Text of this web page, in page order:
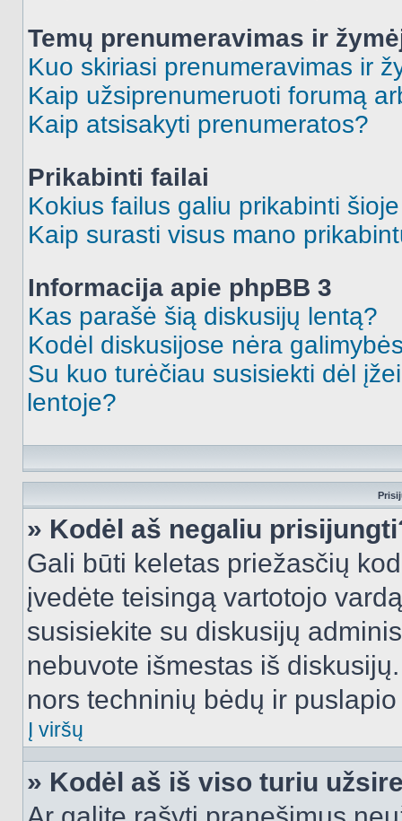
Temų prenumeravimas ir
Kuo skiriasi prenumeravimas ir
Kaip užsiprenumeruoti forumą
Kaip atsisakyti prenumeratos?
Prikabinti failai
Kokius failus galiu prikabinti
Kaip surasti visus mano
Informacija apie phpBB 3
Kas parašė šią diskusijų lentą?
Kodėl diskusijose nėra
Su kuo turėčiau susisiekti dėl
lentoje?
» Kodėl aš negaliu
Gali būti keletas priežasčių
įvedėte teisingą vartotojo
susisiekite su diskusijų
nebuvote išmestas iš
nors techninių bėdų ir
Į viršų
» Kodėl aš iš viso turiu